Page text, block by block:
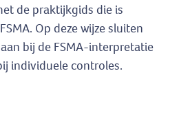
de praktijkgids die is
Op deze wijze sluiten
bij de FSMA-interpretatie
individuele controles.